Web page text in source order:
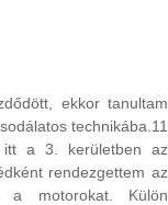
ekkor tanultam
technikába.11
itt a 3. kerületben az
rendezgettem az
a motorokat. Külön